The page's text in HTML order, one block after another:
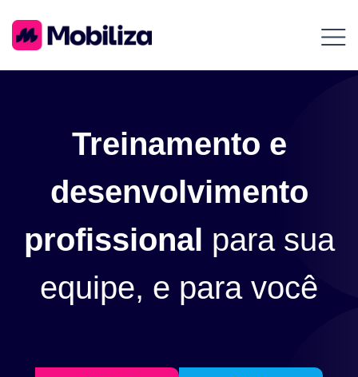
Treinamento e
desenvolvimento
profissional para sua
equipe, e para você